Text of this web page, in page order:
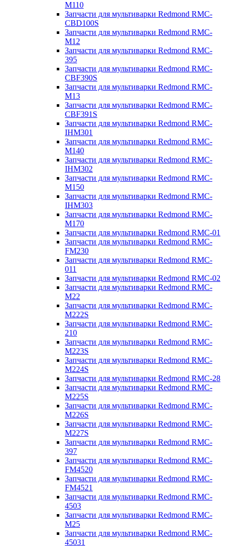
M110
Запчасти для мультиварки Redmond RMC-
CBD100S
Запчасти для мультиварки Redmond RMC-
M12
Запчасти для мультиварки Redmond RMC-
395
Запчасти для мультиварки Redmond RMC-
CBF390S
Запчасти для мультиварки Redmond RMC-
M13
Запчасти для мультиварки Redmond RMC-
CBF391S
Запчасти для мультиварки Redmond RMC-
IHM301
Запчасти для мультиварки Redmond RMC-
M140
Запчасти для мультиварки Redmond RMC-
IHM302
Запчасти для мультиварки Redmond RMC-
M150
Запчасти для мультиварки Redmond RMC-
IHM303
Запчасти для мультиварки Redmond RMC-
M170
Запчасти для мультиварки Redmond RMC-01
Запчасти для мультиварки Redmond RMC-
FM230
Запчасти для мультиварки Redmond RMC-
011
Запчасти для мультиварки Redmond RMC-02
Запчасти для мультиварки Redmond RMC-
M22
Запчасти для мультиварки Redmond RMC-
M222S
Запчасти для мультиварки Redmond RMC-
210
Запчасти для мультиварки Redmond RMC-
M223S
Запчасти для мультиварки Redmond RMC-
M224S
Запчасти для мультиварки Redmond RMC-28
Запчасти для мультиварки Redmond RMC-
M225S
Запчасти для мультиварки Redmond RMC-
M226S
Запчасти для мультиварки Redmond RMC-
M227S
Запчасти для мультиварки Redmond RMC-
397
Запчасти для мультиварки Redmond RMC-
FM4520
Запчасти для мультиварки Redmond RMC-
FM4521
Запчасти для мультиварки Redmond RMC-
4503
Запчасти для мультиварки Redmond RMC-
M25
Запчасти для мультиварки Redmond RMC-
45031